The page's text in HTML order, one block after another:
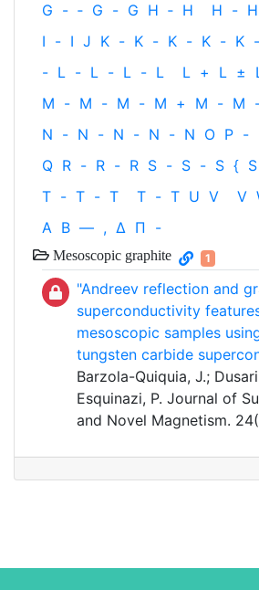
G - ‐ G - G H ‐ H H - H
I - I J K - K - K - K - K -
- L - L - L - L L + L ±
M - M - M - M + M - M
N - N - N - N - N O P -
Q R - R - R S - S - S { S
T - T - T T - T U V V
Α Β — , Δ Π -
Mesoscopic graphite 1
"Andreev reflection and
superconductivity
mesoscopic samples
tungsten carbide
Barzola-Quiquia, J.;
Esquinazi, P. Journal of
and Novel Magnetism.